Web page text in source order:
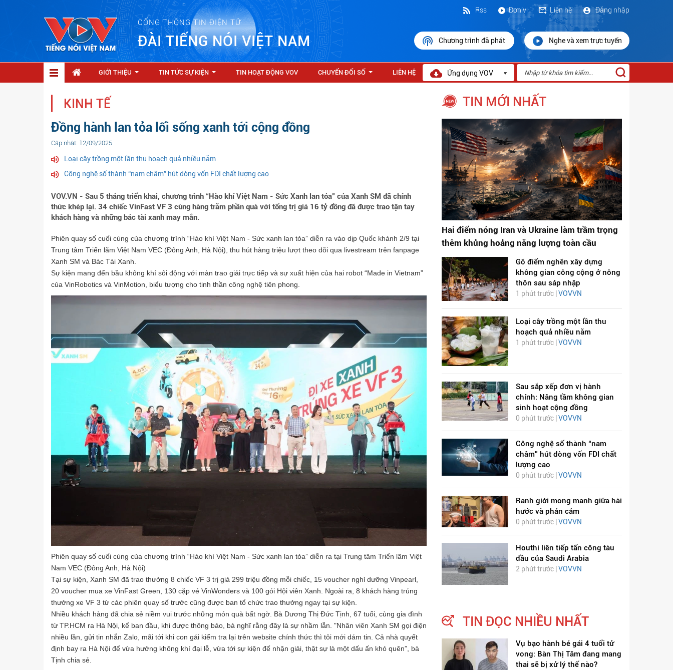
CỔNG THÔNG TIN ĐIỆN TỬ
ĐÀI TIẾNG NÓI VIỆT NAM
Đăng nhập
Liên hệ
Đơn vị
Rss
Chương trình đã phát Nghe và xem trực tuyến
GIỚI THIỆU TIN TỨC SỰ KIỆN TIN HOẠT ĐỘNG VOV CHUYỂN ĐỔI SỐ LIÊN HỆ Ứng dụng VOV
KINH TẾ
Đồng hành lan tỏa lối sống xanh tới cộng đồng
Cập nhật: 12/09/2025
Loại cây trồng một lần thu hoạch quả nhiều năm
Công nghệ số thành “nam châm” hút dòng vốn FDI chất lượng cao
VOV.VN - Sau 5 tháng triển khai, chương trình “Hào khí Việt Nam - Sức Xanh lan tỏa” của Xanh SM đã chính
thức khép lại. 34 chiếc VinFast VF 3 cùng hàng trăm phần quà với tổng trị giá 16 tỷ đồng đã được trao tận tay
khách hàng và những bác tài xanh may mắn.
Phiên quay số cuối cùng của chương trình “Hào khí Việt Nam - Sức xanh lan tỏa” diễn ra vào dịp Quốc khánh 2/9 tại
Trung tâm Triển lãm Việt Nam VEC (Đông Anh, Hà Nội), thu hút hàng triệu lượt theo dõi qua livestream trên fanpage
Xanh SM và Bác Tài Xanh.
Sự kiện mang đến bầu không khí sôi động với màn trao giải trực tiếp và sự xuất hiện của hai robot “Made in Vietnam”
của VinRobotics và VinMotion, biểu tượng cho tinh thần công nghệ tiên phong.
Phiên quay số cuối cùng của chương trình “Hào khí Việt Nam - Sức xanh lan tỏa” diễn ra tại Trung tâm Triển lãm Việt
Nam VEC (Đông Anh, Hà Nội)
Tại sự kiện, Xanh SM đã trao thưởng 8 chiếc VF 3 trị giá 299 triệu đồng mỗi chiếc, 15 voucher nghỉ dưỡng Vinpearl,
20 voucher mua xe VinFast Green, 130 cặp vé VinWonders và 100 gói Hội viên Xanh. Ngoài ra, 8 khách hàng trúng
thưởng xe VF 3 từ các phiên quay số trước cũng được ban tổ chức trao thưởng ngay tại sự kiện.
Nhiều khách hàng đã chia sẻ niềm vui trước những món quà bất ngờ. Bà Dương Thị Đức Tịnh, 67 tuổi, cùng gia đình
từ TP.HCM ra Hà Nội, kể ban đầu, khi được thông báo, bà nghĩ rằng đây là sự nhầm lẫn. "Nhân viên Xanh SM gọi điện
nhiều lần, gửi tin nhắn Zalo, mãi tới khi con gái kiểm tra lại trên website chính thức thì tôi mới dám tin. Cả nhà quyết
định bay ra Hà Nội để vừa hưởng không khí đại lễ, vừa tới sự kiện để nhận giải, thật sự là một dấu ấn khó quên”, bà
Tịnh chia sẻ.
TIN MỚI NHẤT
Hai điểm nóng Iran và Ukraine làm trầm trọng
thêm khủng hoảng năng lượng toàn cầu
Gỡ điểm nghẽn xây dựng
không gian công cộng ở nông
thôn sau sáp nhập
1 phút trước |VOVVN
Loại cây trồng một lần thu
hoạch quả nhiều năm
1 phút trước | VOVVN
Sau sắp xếp đơn vị hành
chính: Nâng tầm không gian
sinh hoạt cộng đồng
0 phút trước | VOVVN
Công nghệ số thành “nam
châm” hút dòng vốn FDI chất
lượng cao
0 phút trước | VOVVN
Ranh giới mong manh giữa hài
hước và phản cảm
0 phút trước | VOVVN
Houthi liên tiếp tấn công tàu
dầu của Saudi Arabia
2 phút trước | VOVVN
TIN ĐỌC NHIỀU NHẤT
Vụ bạo hành bé gái 4 tuổi tử
vong: Bàn Thị Tâm đang mang
thai sẽ bị xử lý thế nào?